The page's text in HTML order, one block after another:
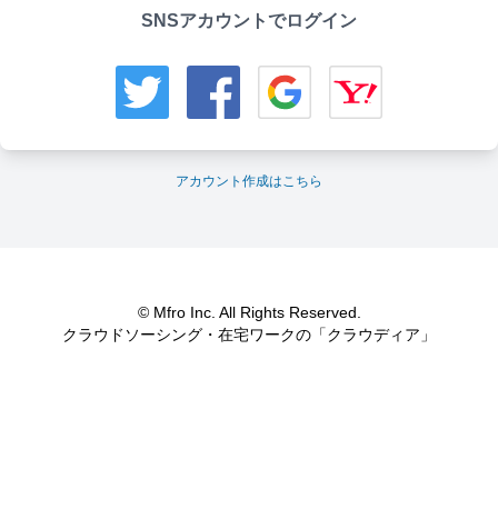
SNSアカウントでログイン
アカウント作成はこちら
© Mfro Inc. All Rights Reserved.
クラウドソーシング・在宅ワークの「クラウディア」